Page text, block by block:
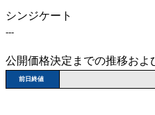
シンジケート
---
公開価格決定までの推移およ
前日終値